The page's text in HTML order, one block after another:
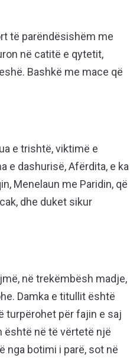
të parëndësishëm me
në catitë e qytetit,
Bashkë me mace që
e trishtë, viktimë e
e dashurisë, Afërdita, e ka
Menelaun me Paridin, që
dhe duket sikur
në trekëmbësh madje,
Damka e titullit është
turpërohet për fajin e saj
është në të vërtetë një
nga botimi i parë, sot në